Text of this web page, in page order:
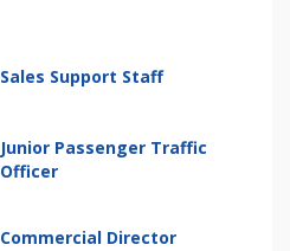
Sales Support Staff
Junior Passenger Traffic
Officer
Commercial Director